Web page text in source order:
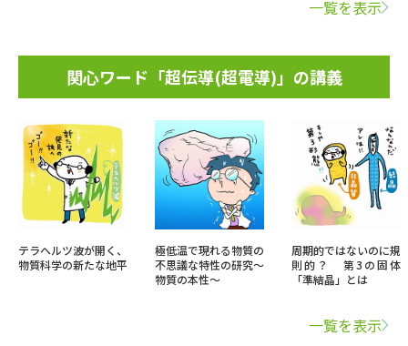
一覧を表示
関心ワード「超伝導(超電導)」の講義
テラヘルツ波が開く、
物質科学の新たな地平
極低温で現れる物質の
不思議な特性の研究〜
物質の本性〜
周期的ではないのに規
則的？ 第3の固体
「準結晶」とは
一覧を表示